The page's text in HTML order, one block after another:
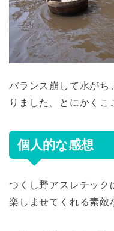
バランス崩して水がち
りました。とにかくこ
個人的な感想
つくし野アスレチック
楽しませてくれる素敵